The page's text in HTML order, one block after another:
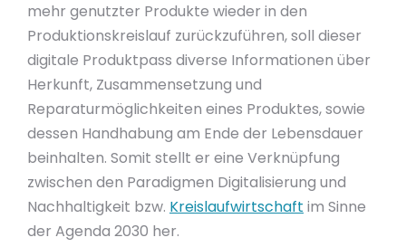
mehr genutzter Produkte wieder in den
Produktionskreislauf zurückzuführen, soll dieser
digitale Produktpass diverse Informationen über
Herkunft, Zusammensetzung und
Reparaturmöglichkeiten eines Produktes, sowie
dessen Handhabung am Ende der Lebensdauer
beinhalten. Somit stellt er eine Verknüpfung
zwischen den Paradigmen Digitalisierung und
Nachhaltigkeit bzw. Kreislaufwirtschaft im Sinne
der Agenda 2030 her.